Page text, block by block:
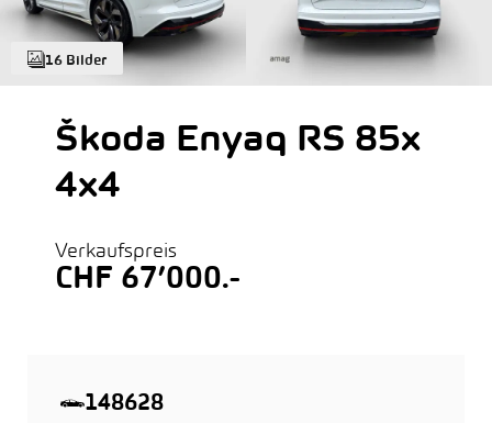
16 Bilder
Škoda Enyaq RS 85x
4x4
Verkaufspreis
CHF 67’000.-
148628